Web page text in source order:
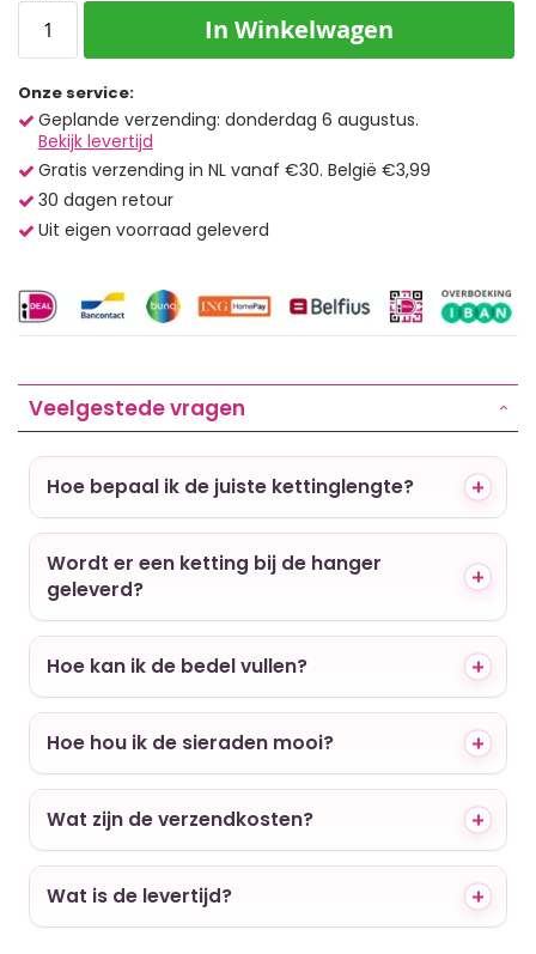
In Winkelwagen
Onze service:
Geplande verzending: donderdag 6 augustus.
Bekijk levertijd
Gratis verzending in NL vanaf €30. België €3,99
30 dagen retour
Uit eigen voorraad geleverd
Veelgestede vragen
Hoe bepaal ik de juiste kettinglengte?
Wordt er een ketting bij de hanger
geleverd?
Hoe kan ik de bedel vullen?
Hoe hou ik de sieraden mooi?
Wat zijn de verzendkosten?
Wat is de levertijd?